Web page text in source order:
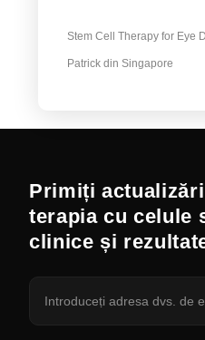
Stem Cell Therapy for Eye
Patrick din Singapore
Primiți
terapia cu celule
clinice și